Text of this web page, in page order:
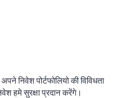
निवेश पोर्टफोलियो की विविधता
हमे सुरक्षा प्रदान करेंगे।